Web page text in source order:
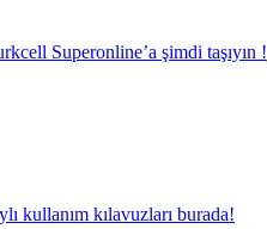
Superonline’a şimdi taşıyın !
kullanım kılavuzları burada!